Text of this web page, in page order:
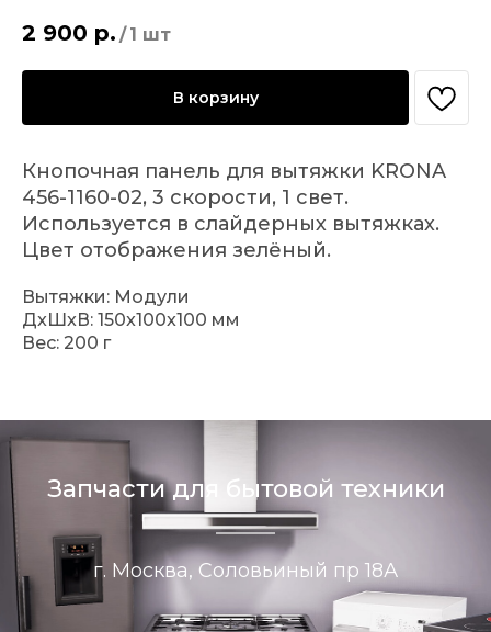
2 900 р. / 1 шт
В корзину
Кнопочная панель для вытяжки KRONA
456-1160-02, 3 скорости, 1 свет.
Используется в слайдерных вытяжках.
Цвет отображения зелёный.
Вытяжки: Модули
ДxШxВ: 150x100x100 мм
Вес: 200 г
Запчасти для бытовой техники
г. Москва, Соловьиный пр 18А